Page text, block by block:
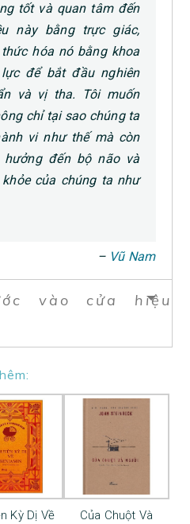
tốt và quan tâm đến
này bằng trực giác,
hóa nó bằng khoa
để bắt đầu nghiên
và vị tha. Tôi muốn
chỉ tại sao chúng ta
vi như thế mà còn
đến bộ não và
của chúng ta như
– Vũ Nam
vào cửa hiệu
Kỳ Dị Về
Của Chuột Và